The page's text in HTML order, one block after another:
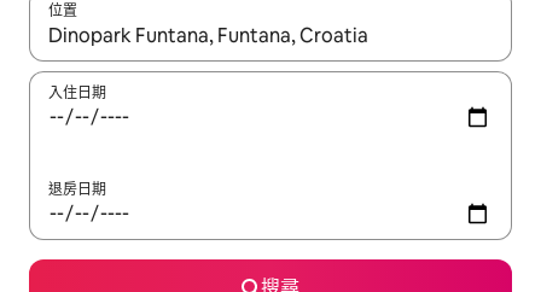
位置
如有搜尋結果，瀏覽內容時請使用上下箭頭，或輕點、滑動裝置。
入住日期
退房日期